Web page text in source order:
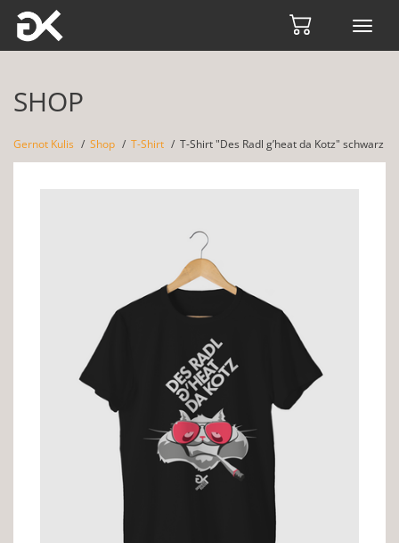
SHOP
Gernot Kulis Shop T-Shirt T-Shirt "Des Radl g’heat da Kotz" schwarz